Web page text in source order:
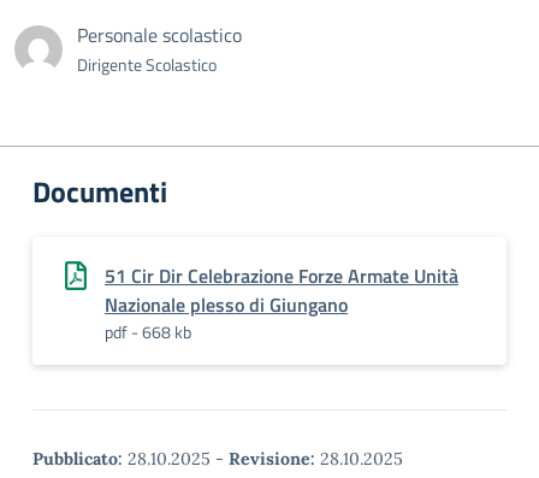
Personale scolastico
Dirigente Scolastico
Documenti
51 Cir Dir Celebrazione Forze Armate Unità
Nazionale plesso di Giungano
pdf - 668 kb
Pubblicato: 28.10.2025 - Revisione: 28.10.2025